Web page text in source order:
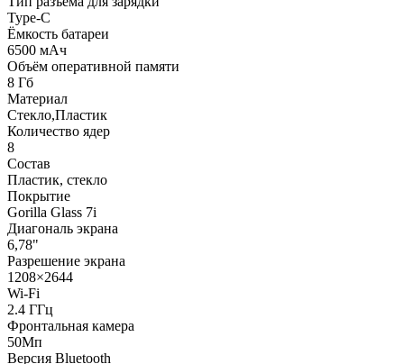
Type-C
Ёмкость батареи
6500 мАч
Объём оперативной памяти
8 Гб
Материал
Стекло,Пластик
Количество ядер
8
Состав
Пластик, стекло
Покрытие
Gorilla Glass 7i
Диагональ экрана
6,78"
Разрешение экрана
1208×2644
Wi-Fi
2.4 ГГц
Фронтальная камера
50Мп
Версия Bluetooth